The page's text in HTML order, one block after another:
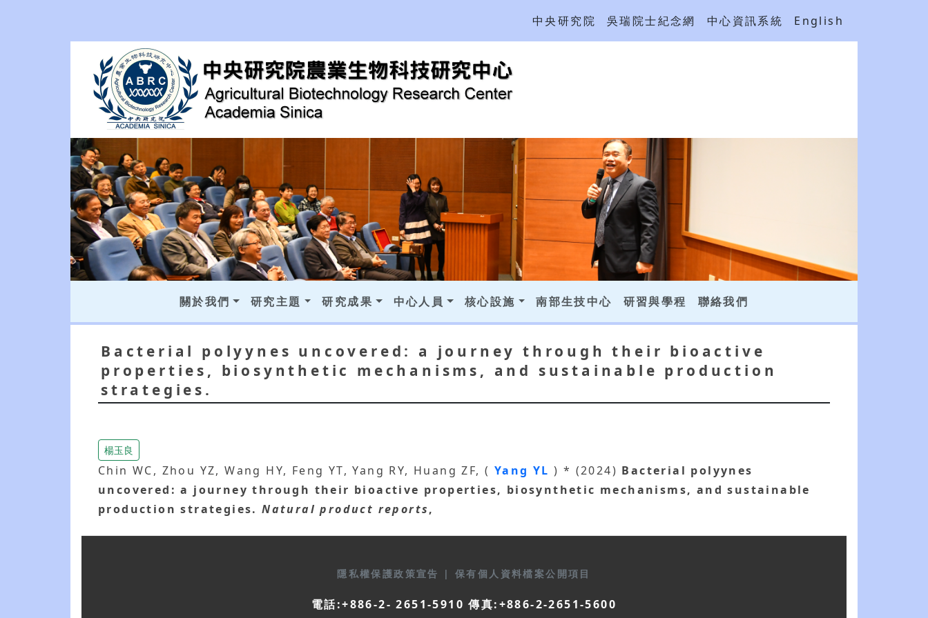
中央研究院 吳瑞院士紀念網 中心資訊系統 English
關於我們 研究主題 研究成果 中心人員 核心設施 南部生技中心 研習與學程 聯絡我們
Bacterial polyynes uncovered: a journey through their bioactive
properties, biosynthetic mechanisms, and sustainable production
strategies.
楊玉良
Chin WC, Zhou YZ, Wang HY, Feng YT, Yang RY, Huang ZF, ( Yang YL) * (2024) Bacterial polyynes
uncovered: a journey through their bioactive properties, biosynthetic mechanisms, and sustainable
production strategies. Natural product reports,
隱私權保護政策宣告 | 保有個人資料檔案公開項目
電話:+886-2- 2651-5910 傳真:+886-2-2651-5600